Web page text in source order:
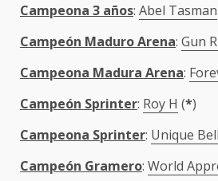
Campeona 3 años: Abel Tasman
Campeón Maduro Arena: Gun
Campeona Madura Arena:
Campeón Sprinter: Roy H (*)
Campeona Sprinter: Unique
Campeón Gramero: World